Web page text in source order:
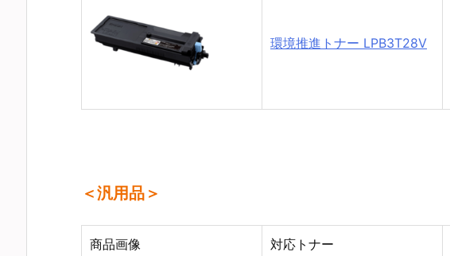
環境推進トナー LPB3T28V
＜汎用品＞
商品画像 対応トナー